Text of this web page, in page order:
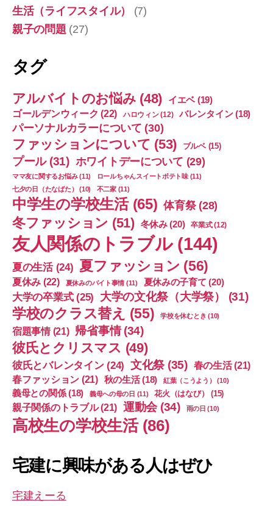
生活（ライフスタイル）
(7)
親子の問題 (27)
タグ
アルバイトのお悩み (48) イエベ(19)
ゴールデンウィーク (22) ハロウィン(12) バレンタイン(18)
パーソナルカラーについて (30)
ファッションについて (53) ブルベ(15)
プール(31) ホワイトデーについて (29)
ママ友に関するお悩み(11) ロールちゃんスイートポテト味(11)
七夕の日（たなばた）
(10) 不二家(11)
中学生の学校生活(65) 体育祭(28)
冬ファッション (51) 冬休み(20) 卒業式(12)
友人関係のトラブル(144)
夏の生活(24) 夏ファッション (56)
夏休み (22) 夏休みのバイト事情 (11) 夏休みの子育て (20)
大学の卒業式(25) 大学の文化祭（大学祭） (31)
学校のクラス替え (55) 学校を休むとき (10)
宿題事情(21) 帰省事情(34)
彼氏とクリスマス (49)
彼氏とバレンタイン(24) 文化祭(35) 春の生活(21)
春ファッション (21) 秋の生活(18) 紅葉（こうよう） (10)
義母との関係(18) 義母への母の日 (11) 花火（はなび） (15)
親子関係のトラブル(21) 運動会(34) 雨の日 (10)
高校生の学校生活(86)
宅建に興味がある人はぜひ
宅建えーる